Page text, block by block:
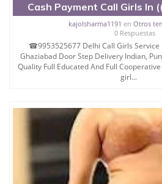
Cash Payment Call Girls In
kajolsharma1191 enOtros
0 Respuestas
☎9953525677 Delhi Call Girls Service
Ghaziabad Door Step Delivery Indian,
Quality Full Educated And Full
girl...